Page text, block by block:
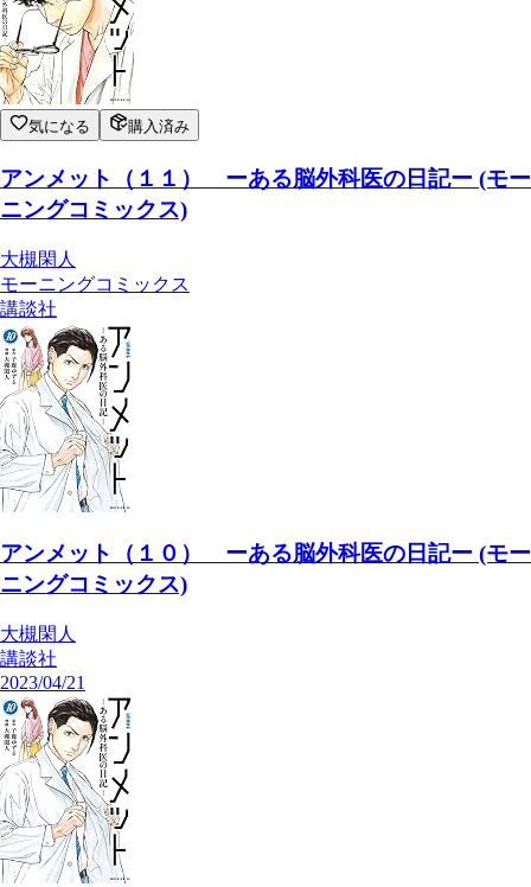
気になる 購入済み
アンメット（１１） ーある脳外科医の日記ー (モー
ニングコミックス)
大槻閑人
モーニングコミックス
講談社
アンメット（１０） ーある脳外科医の日記ー (モー
ニングコミックス)
大槻閑人
講談社
2023/04/21